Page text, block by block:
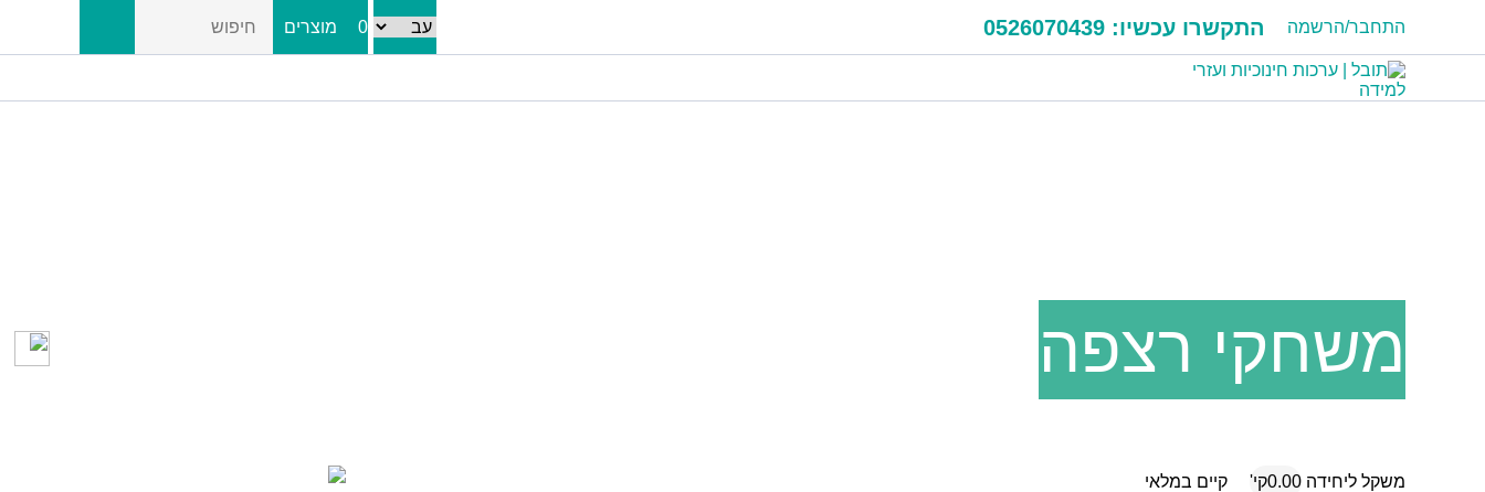
התחבר/הרשמה התקשרו עכשיו: 0526070439
0 מוצרים
משחקי רצפה
משקל ליחידה 0.00קי' קיים במלאי